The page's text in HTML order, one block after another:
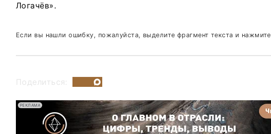
Логачёв».
Если вы нашли ошибку, пожалуйста, выделите фрагмент текста и нажмите
Поделиться:
РЕКЛАМА